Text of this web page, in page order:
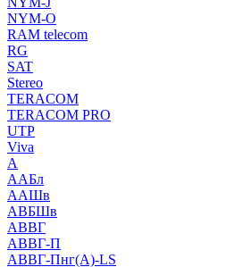
NYM-O
RAM telecom
RG
SAT
Stereo
TERACOM
TERACOM PRO
UTP
Viva
А
ААБл
ААШв
АВБШв
АВВГ
АВВГ-П
АВВГ-Пнг(А)-LS